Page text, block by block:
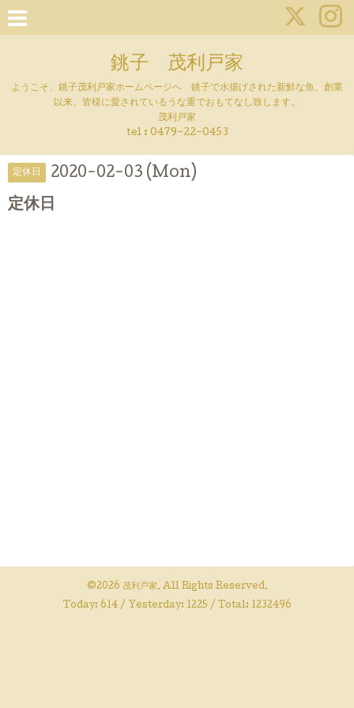
銚子 茂利戸家
ようこそ、銚子茂利戸家ホームページへ 銚子で水揚げされた新鮮な魚、創業
以来、皆様に愛されているうな重でおもてなし致します。
茂利戸家
tel : 0479-22-0453
定休日 2020-02-03 (Mon)
定休日
©2026 茂利戸家. All Rights Reserved.
Today: 614/ Yesterday: 1225 / Total: 1232496